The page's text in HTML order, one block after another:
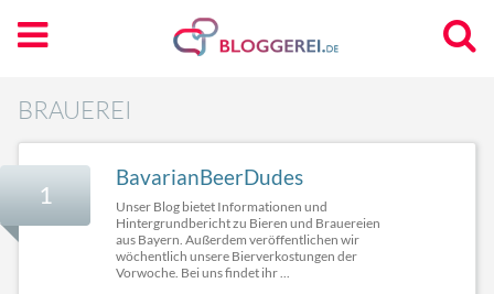
BRAUEREI
1
BavarianBeerDudes
Unser Blog bietet Informationen und
Hintergrundbericht zu Bieren und Brauereien
aus Bayern. Außerdem veröffentlichen wir
wöchentlich unsere Bierverkostungen der
Vorwoche. Bei uns findet ihr ...